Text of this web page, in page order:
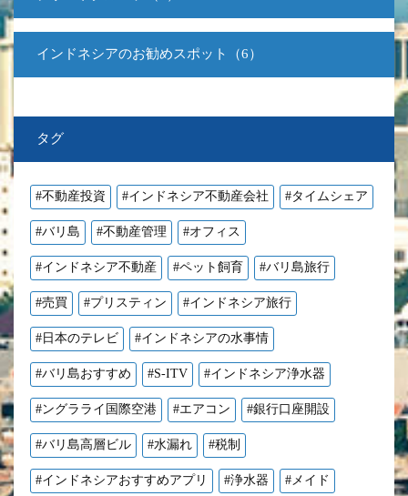
インドネシアのお勧めスポット（6）
タグ
#不動産投資 #インドネシア不動産会社 #タイムシェア
#バリ島 #不動産管理 #オフィス
#インドネシア不動産 #ペット飼育 #バリ島旅行
#売買 #プリスティン #インドネシア旅行
#日本のテレビ #インドネシアの水事情
#バリ島おすすめ #S-ITV #インドネシア浄水器
#ングラライ国際空港 #エアコン #銀行口座開設
#バリ島高層ビル #水漏れ #税制
#インドネシアおすすめアプリ #浄水器 #メイド